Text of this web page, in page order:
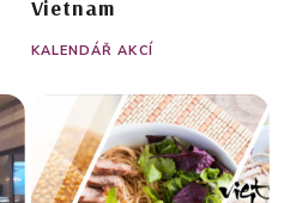
Vietnam
KALENDÁŘ AKCÍ